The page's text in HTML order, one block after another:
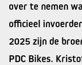
over te nemen
officieel
2025 zijn de
PDC Bikes.